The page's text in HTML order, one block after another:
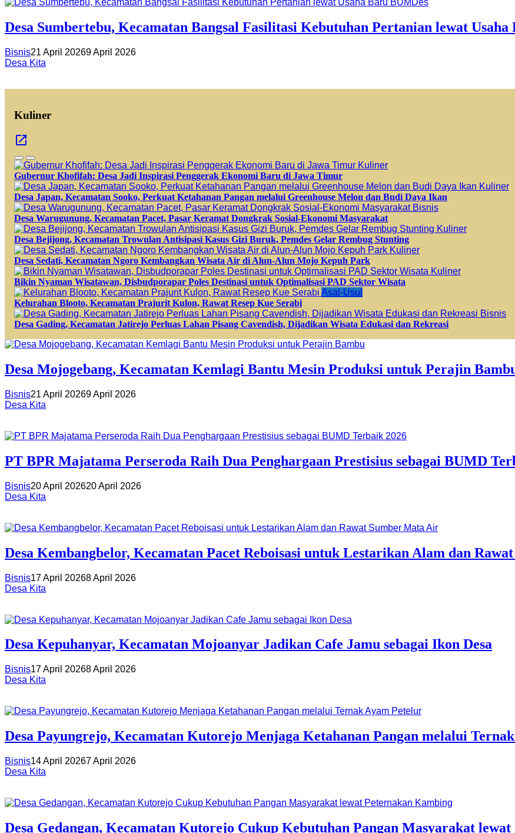
Desa Sumbertebu, Kecamatan Bangsal Fasilitasi Kebutuhan Pertanian lewat
Bisnis21 April 20269 April 2026
Desa Kita
Kuliner
Kuliner
Gubernur Khofifah: Desa Jadi Inspirasi Penggerak Ekonomi Baru di Jawa Timur
Kuliner
Desa Japan, Kecamatan Sooko, Perkuat Ketahanan Pangan melalui Greenhouse Melon dan Budi Daya Ikan
Bisnis
Desa Warugunung, Kecamatan Pacet, Pasar Keramat Dongkrak Sosial-Ekonomi Masyarakat
Kuliner
Desa Bejijong, Kecamatan Trowulan Antisipasi Kasus Gizi Buruk, Pemdes Gelar Rembug Stunting
Kuliner
Desa Sedati, Kecamatan Ngoro Kembangkan Wisata Air di Alun-Alun Mojo Kepuh Park
Kuliner
Bikin Nyaman Wisatawan, Disbudporapar Poles Destinasi untuk Optimalisasi PAD Sektor Wisata
Asal-Usul
Kelurahan Blooto, Kecamatan Prajurit Kulon, Rawat Resep Kue Serabi
Bisnis
Desa Gading, Kecamatan Jatirejo Perluas Lahan Pisang Cavendish, Dijadikan Wisata Edukasi dan Rekreasi
Desa Mojogebang, Kecamatan Kemlagi Bantu Mesin Produksi untuk Perajin
Bisnis21 April 20269 April 2026
Desa Kita
PT BPR Majatama Perseroda Raih Dua Penghargaan Prestisius sebagai BUMD
Bisnis20 April 202620 April 2026
Desa Kita
Desa Kembangbelor, Kecamatan Pacet Reboisasi untuk Lestarikan Alam dan
Bisnis17 April 20268 April 2026
Desa Kita
Desa Kepuhanyar, Kecamatan Mojoanyar Jadikan Cafe Jamu sebagai Ikon Desa
Bisnis17 April 20268 April 2026
Desa Kita
Desa Payungrejo, Kecamatan Kutorejo Menjaga Ketahanan Pangan melalui
Bisnis14 April 20267 April 2026
Desa Kita
Desa Gedangan, Kecamatan Kutorejo Cukup Kebutuhan Pangan Masyarakat